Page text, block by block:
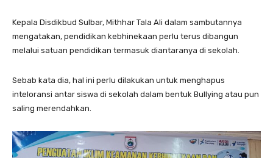
Kepala Disdikbud Sulbar, Mithhar Tala Ali dalam sambutannya
mengatakan, pendidikan kebhinekaan perlu terus dibangun
melalui satuan pendidikan termasuk diantaranya di sekolah.
Sebab kata dia, hal ini perlu dilakukan untuk menghapus
inteloransi antar siswa di sekolah dalam bentuk Bullying atau pun
saling merendahkan.